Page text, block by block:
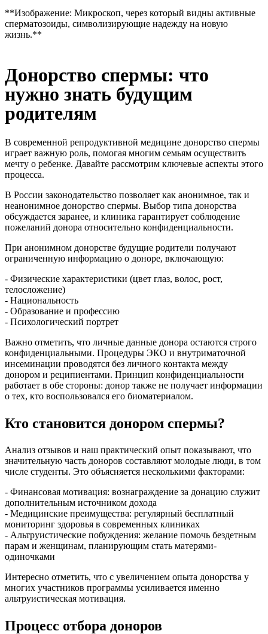
**Изображение: Микроскоп, через который видны активные
сперматозоиды, символизирующие надежду на новую
жизнь.**
Донорство спермы: что
нужно знать будущим
родителям
В современной репродуктивной медицине донорство спермы
играет важную роль, помогая многим семьям осуществить
мечту о ребенке. Давайте рассмотрим ключевые аспекты этого
процесса.
В России законодательство позволяет как анонимное, так и
неанонимное донорство спермы. Выбор типа донорства
обсуждается заранее, и клиника гарантирует соблюдение
пожеланий донора относительно конфиденциальности.
При анонимном донорстве будущие родители получают
ограниченную информацию о доноре, включающую:
- Физические характеристики (цвет глаз, волос, рост,
телосложение)
- Национальность
- Образование и профессию
- Психологический портрет
Важно отметить, что личные данные донора остаются строго
конфиденциальными. Процедуры ЭКО и внутриматочной
инсеминации проводятся без личного контакта между
донором и реципиентами. Принцип конфиденциальности
работает в обе стороны: донор также не получает информации
о тех, кто воспользовался его биоматериалом.
Кто становится донором спермы?
Анализ отзывов и наш практический опыт показывают, что
значительную часть доноров составляют молодые люди, в том
числе студенты. Это объясняется несколькими факторами:
- Финансовая мотивация: вознаграждение за донацию служит
дополнительным источником дохода
- Медицинские преимущества: регулярный бесплатный
мониторинг здоровья в современных клиниках
- Альтруистические побуждения: желание помочь бездетным
парам и женщинам, планирующим стать матерями-
одиночками
Интересно отметить, что с увеличением опыта донорства у
многих участников программы усиливается именно
альтруистическая мотивация.
Процесс отбора доноров